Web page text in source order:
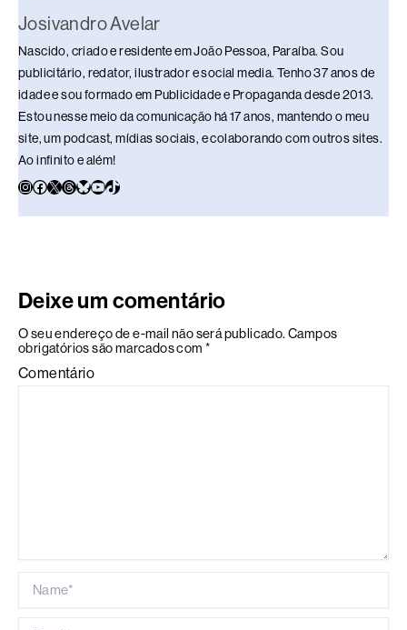
Josivandro Avelar
Nascido, criado e residente em João Pessoa, Paraíba. Sou
publicitário, redator, ilustrador e social media. Tenho 37 anos de
idade e sou formado em Publicidade e Propaganda desde 2013.
Estou nesse meio da comunicação há 17 anos, mantendo o meu
site, um podcast, mídias sociais, e colaborando com outros sites.
Ao infinito e além!
Deixe um comentário
O seu endereço de e-mail não será publicado. Campos
obrigatórios são marcados com *
Comentário